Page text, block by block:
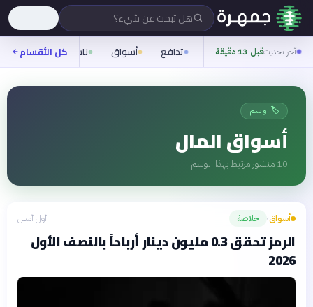
هل تبحث عن شيء؟
آخر تحديثقبل 13 دقيقة تدافع أسواق ناس روح
كل الأقسام
🏷️ وسم
أسواق المال
10 منشور مرتبط بهذا الوسم
أسواق› خلاصة أول أمس
الرمز تحقق 0.3 مليون دينار أرباحاً بالنصف الأول
2026